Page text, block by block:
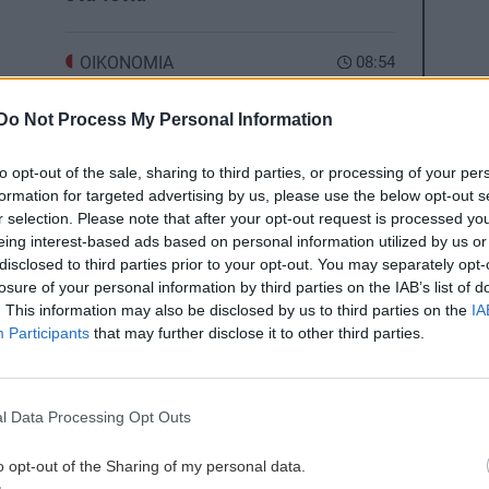
Do Not Process My Personal Information
opt-out of the sale, sharing to third parties, or processing of your
for targeted advertising by us, please use the below opt-out
selection. Please note that after your opt-out request is processed
interest-based ads based on personal information utilized by us
to third parties prior to your opt-out. You may separately
of your personal information by third parties on the IAB’s list of
This information may also be disclosed by us to third parties on the
Participants that may further disclose it to other third parties.
Data Processing Opt Outs
opt-out of the Sharing of my personal data.
με
08:54
ΟΙΚΟΝΟΜΙΑ
προς πώληση -Το γαλλικό μοντέλο που
08:45
ΚΡΗΤΗ
Καστέλλι: Τι απαντά η ΥΠΑ για το
κόστος του εξοπλισμού αεροναυτιλίας
στο νέο αεροδρόμιο
όλεθρο που άλλαξε την ανθρωπότητα
οι ειδήσεις
ΠΕΡΙΕΡΓΑ -
Πέφτει